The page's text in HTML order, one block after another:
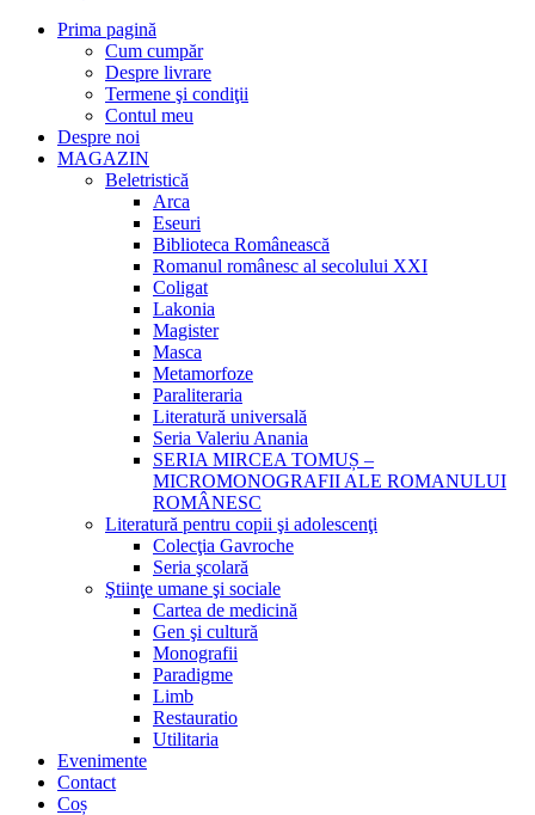
Prima pagină
Cum cumpăr
Despre livrare
Termene şi condiţii
Contul meu
Despre noi
MAGAZIN
Beletristică
Arca
Eseuri
Biblioteca Românească
Romanul românesc al secolului XXI
Coligat
Lakonia
Magister
Masca
Metamorfoze
Paraliteraria
Literatură universală
Seria Valeriu Anania
SERIA MIRCEA TOMUȘ –
MICROMONOGRAFII ALE ROMANULUI
ROMÂNESC
Literatură pentru copii şi adolescenţi
Colecţia Gavroche
Seria şcolară
Ştiinţe umane şi sociale
Cartea de medicină
Gen şi cultură
Monografii
Paradigme
Limb
Restauratio
Utilitaria
Evenimente
Contact
Coș